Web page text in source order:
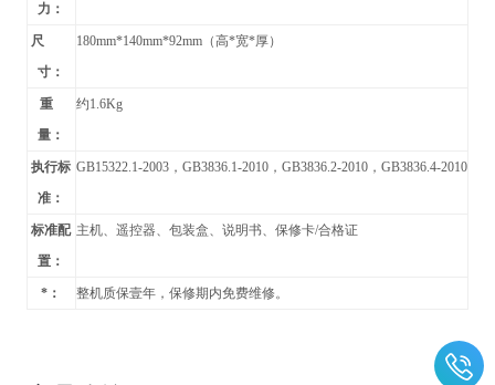
力：
尺
寸：
180mm*140mm*92mm（高*宽*厚）
重
量：
约1.6Kg
执行标
准：
GB15322.1-2003，GB3836.1-2010，GB3836.2-2010，GB3836.4-2010
标准配
置：
主机、遥控器、包装盒、说明书、保修卡/合格证
*： 整机质保壹年，保修期内免费维修。